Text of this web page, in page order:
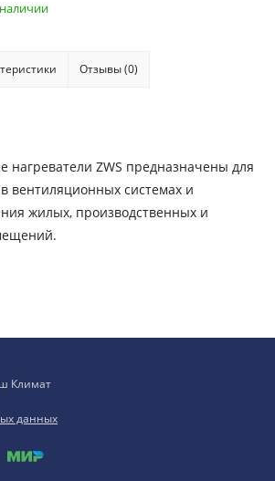
Отзывы (0)
нагреватели ZWS предназначены для
вентиляционных системах и
жилых, производственных и
Климат
данных